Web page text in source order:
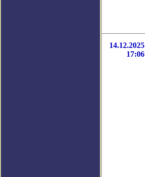
14.12.2025
17:06